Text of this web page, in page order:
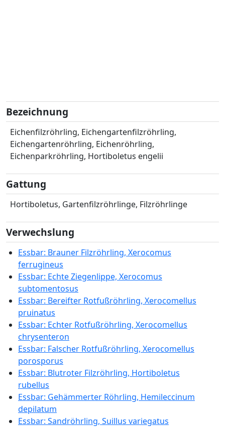
Bezeichnung
Eichenfilzröhrling, Eichengartenfilzröhrling,
Eichengartenröhrling, Eichenröhrling,
Eichenparkröhrling, Hortiboletus engelii
Gattung
Hortiboletus, Gartenfilzröhrlinge, Filzröhrlinge
Verwechslung
Essbar: Brauner Filzröhrling, Xerocomus
ferrugineus
Essbar: Echte Ziegenlippe, Xerocomus
subtomentosus
Essbar: Bereifter Rotfußröhrling, Xerocomellus
pruinatus
Essbar: Echter Rotfußröhrling, Xerocomellus
chrysenteron
Essbar: Falscher Rotfußröhrling, Xerocomellus
porosporus
Essbar: Blutroter Filzröhrling, Hortiboletus
rubellus
Essbar: Gehämmerter Röhrling, Hemileccinum
depilatum
Essbar: Sandröhrling, Suillus variegatus